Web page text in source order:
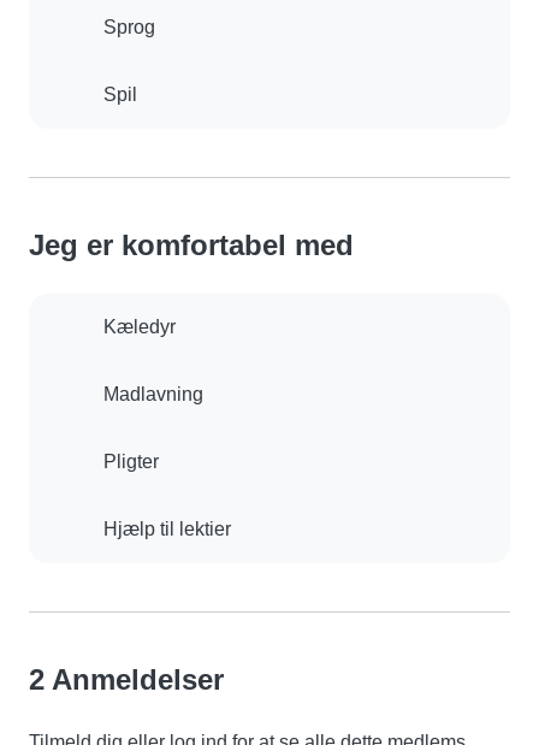
Sprog
Spil
Jeg er komfortabel med
Kæledyr
Madlavning
Pligter
Hjælp til lektier
2 Anmeldelser